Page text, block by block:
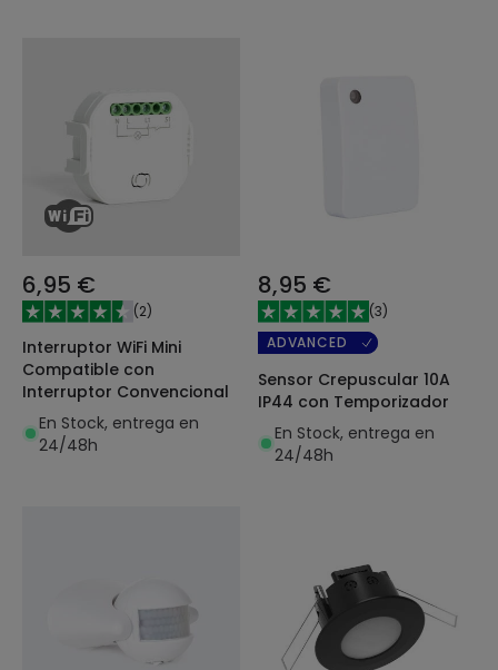
6,95 €
(2)
Interruptor WiFi Mini
Compatible con
Interruptor Convencional
En Stock, entrega en
24/48h
8,95 €
(3)
ADVANCED
Sensor Crepuscular 10A
IP44 con Temporizador
En Stock, entrega en
24/48h